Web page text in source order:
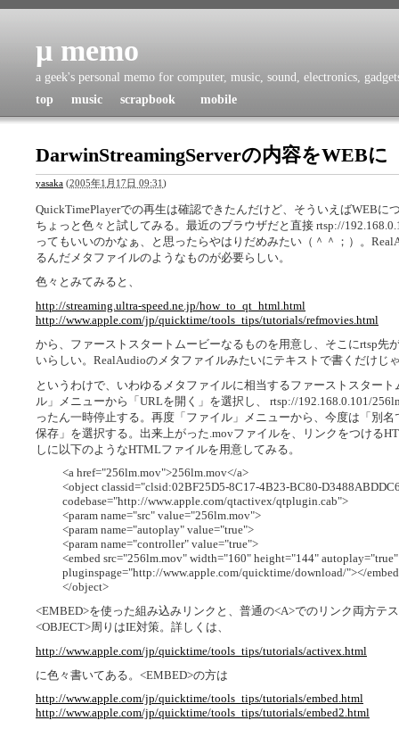
μ memo
a geek's personal memo for computer, music, sound, electronics,
top
music scrapbook mobile
DarwinStreamingServerの内容をWEBに
yasaka (2005年1月17日 09:31)
QuickTimePlayerでの再生は確認できたんだけど、そういえばWEBに
ちょっと色々と試してみる。最近のブラウザだと直接 rtsp://
ってもいいのかなぁ、と思ったらやはりだめみたい（＾＾；）。
るんだメタファイルのようなものが必要らしい。
色々とみてみると、
http://streaming.ultra-speed.ne.jp/how_to_qt_html.html
http://www.apple.com/jp/quicktime/tools_tips/tutorials/refmovies.html
から、ファーストスタートムービーなるものを用意し、そこにrtsp先
いらしい。RealAudioのメタファイルみたいにテキストで書くだけじ
というわけで、いわゆるメタファイルに相当するファーストスター
ル」メニューから「URLを開く」を選択し、 rtsp://192.168.0.101/
ったん一時停止する。再度「ファイル」メニューから、今度は「別
保存」を選択する。出来上がった.movファイルを、リンクをつける
しに以下のようなHTMLファイルを用意してみる。
<a href="256lm.mov">256lm.mov</a>
<object classid="clsid:02BF25D5-8C17-4B23-BC80-
codebase="http://www.apple.com/qtactivex/qtplugin.cab">
<param name="src" value="256lm.mov">
<param name="autoplay" value="true">
<param name="controller" value="true">
<embed src="256lm.mov" width="160" height="144"
pluginspage="http://www.apple.com/quicktime/download/"></
</object>
<EMBED>を使った組み込みリンクと、普通の<A>でのリンク両方テ
<OBJECT>周りはIE対策。詳しくは、
http://www.apple.com/jp/quicktime/tools_tips/tutorials/activex.html
に色々書いてある。<EMBED>の方は
http://www.apple.com/jp/quicktime/tools_tips/tutorials/embed.html
http://www.apple.com/jp/quicktime/tools_tips/tutorials/embed2.html